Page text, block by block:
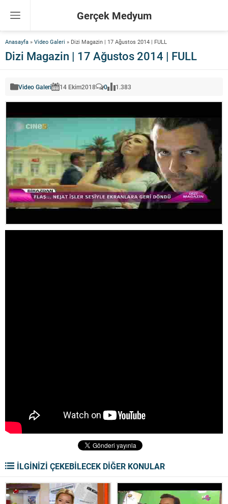
Gerçek Medyum
Anasayfa » Video Galeri » Dizi Magazin | 17 Ağustos 2014 | FULL
Dizi Magazin | 17 Ağustos 2014 | FULL
Video Galeri 14 Ekim2018 0 1.383
İLGİNİZİ ÇEKEBİLECEK DİĞER KONULAR